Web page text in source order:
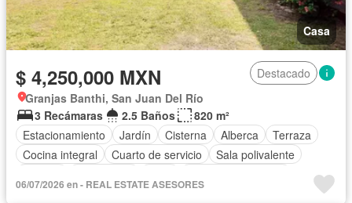
Casa
$ 4,250,000 MXN
Destacado
Granjas Banthi, San Juan Del Río
3 Recámaras
2.5 Baños
820 m²
Estacionamiento
Jardín Cisterna Alberca
Terraza
Cocina integral
Cuarto de servicio
Sala polivalente
Gas natural
Asador
Zonas verdes
06/07/2026 en - REAL ESTATE ASESORES